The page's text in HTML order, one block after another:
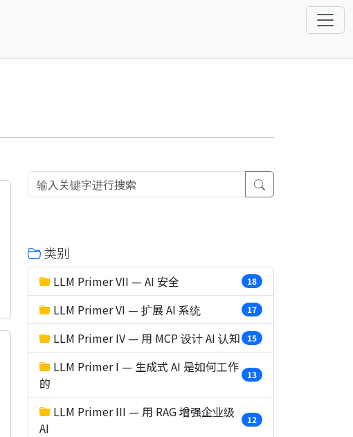
类别
LLM Primer VII — AI 安全 18
LLM Primer VI — 扩展 AI 系统 17
LLM Primer IV — 用 MCP 设计 AI 认知 15
LLM Primer I — 生成式 AI 是如何工作
的
13
LLM Primer III — 用 RAG 增强企业级
AI
12